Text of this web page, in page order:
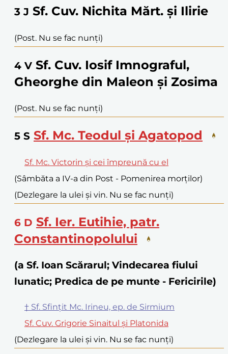
3 J Sf. Cuv. Nichita Mărt. și Ilirie
(Post. Nu se fac nunți)
4 V Sf. Cuv. Iosif Imnograful,
Gheorghe din Maleon și Zosima
(Post. Nu se fac nunți)
5 S Sf. Mc. Teodul și Agatopod
Sf. Mc. Victorin și cei împreună cu el
(Sâmbăta a IV-a din Post - Pomenirea morților)
(Dezlegare la ulei și vin. Nu se fac nunți)
6 D Sf. Ier. Eutihie, patr.
Constantinopolului
(a Sf. Ioan Scărarul; Vindecarea fiului
lunatic; Predica de pe munte - Fericirile)
† Sf. Sfințit Mc. Irineu, ep. de Sirmium
Sf. Cuv. Grigorie Sinaitul și Platonida
(Dezlegare la ulei și vin. Nu se fac nunți)